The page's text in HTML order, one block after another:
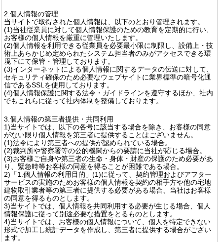
2.個人情報の管理
当サイトで取得された個人情報は、以下のとおり管理されます。
(1)当社従業員に対して個人情報保護のための教育を定期的に行い、
お客様の個人情報を厳重に管理いたします。
(2)個人情報を利用できる従業員を必要最小限に制限し、設備上・技
術上あらかじめ定められたシステム担当者のみがアクセスできる環
境下にて保管・管理しております。
(3)インターネットによる個人情報に関するデータの伝送に対して、
セキュリティ確保のため必要なウェブサイトに業界標準の暗号化通
信であるSSLを使用しております。
(4)個人情報保護に関する法令・ガイドラインを遵守するほか、社内
でもこれらに従って社内体制を整備しております。
3.個人情報の第三者提供・共同利用
1)当サイトでは、以下の各号に該当する場合を除き、お客様の同意
がない限り個人情報を第三者に提供することはございません。
(1)法令により第三者への提供が認められている場合。
(2)裁判所や警察署等の公的機関からの要請に当社が応じる場合。
(3)お客様ご自身や第三者の生命・身体・財産の保護のため必要があ
り、緊急時等お客様の同意を得ることが困難である場合。
2)「1.個人情報の利用目的」(1)に従って、契約管理およびアフター
サービスの実施のためお客様の個人情報を契約の相手方や他の宅地
建物取引業者等の第三者に提供する必要がある場合、当社はお客様
の同意を得るものとします。
3)当サイトでは、個人情報を共同利用する必要が生じる場合、個人
情報保護に従って別途必要な措置をとるものとします。
4)当サイトでは、お客様の個人情報について、個人を特定できない
形式で加工し統計データを作成し、第三者に提供する場合がござい
ます。